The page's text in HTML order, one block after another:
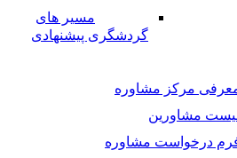
مسیر های
گردشگری پیشنهادی
مرکز مشاوره
مشاورین
درخواست مشاوره